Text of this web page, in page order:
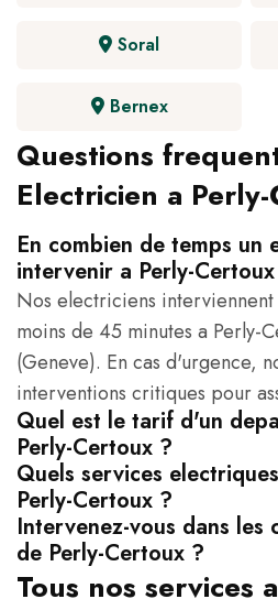
Soral
Bernex
Questions
Electricien a
En combien de temps un
intervenir a Perly-
Nos electriciens
moins de 45 minutes a Perly-
(Geneve). En cas d'urgence,
interventions critiques pour
Quel est le tarif d'un
Perly-Certoux ?
Quels services
Perly-Certoux ?
Intervenez-vous dans les
de Perly-Certoux ?
Tous nos services